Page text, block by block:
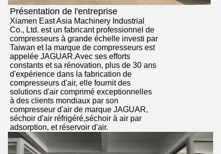
Présentation de l'entreprise
Xiamen East Asia Machinery Industrial
Co., Ltd. est un fabricant professionnel de
compresseurs à grande échelle investi par
Taiwan et la marque de compresseurs est
appelée JAGUAR.Avec ses efforts
constants et sa rénovation, plus de 30 ans
d'expérience dans la fabrication de
compresseurs d'air, elle fournit des
solutions d'air comprimé exceptionnelles
à des clients mondiaux par son
compresseur d'air de marque JAGUAR,
séchoir d'air réfrigéré,séchoir à air par
adsorption, et réservoir d'air.